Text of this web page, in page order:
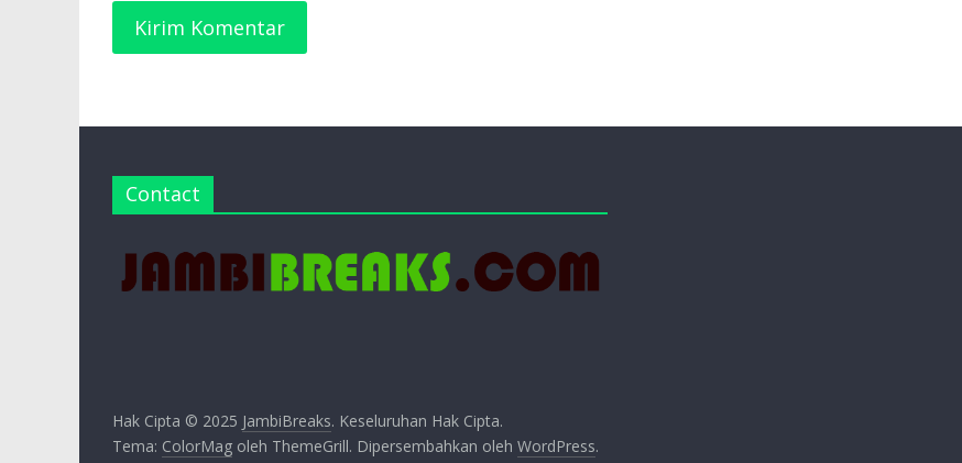
Contact
Hak Cipta © 2025 JambiBreaks. Keseluruhan Hak Cipta.
Tema: ColorMag oleh ThemeGrill. Dipersembahkan oleh WordPress.